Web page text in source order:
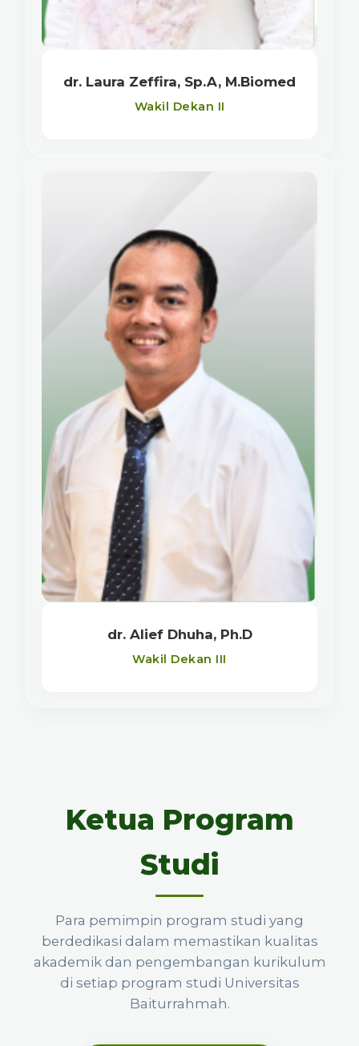
dr. Laura Zeffira, Sp.A, M.Biomed
Wakil Dekan II
dr. Alief Dhuha, Ph.D
Wakil Dekan III
Ketua Program
Studi
Para pemimpin program studi yang
berdedikasi dalam memastikan kualitas
akademik dan pengembangan kurikulum
di setiap program studi Universitas
Baiturrahmah.